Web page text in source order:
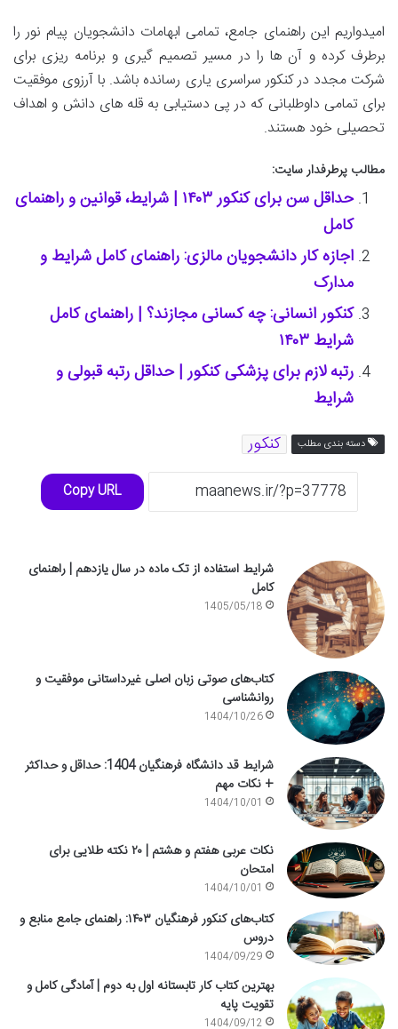
امیدواریم این راهنمای جامع، تمامی ابهامات دانشجویان پیام نور را
برطرف کرده و آن ها را در مسیر تصمیم گیری و برنامه ریزی برای
شرکت مجدد در کنکور سراسری یاری رسانده باشد. با آرزوی موفقیت
برای تمامی داوطلبانی که در پی دستیابی به قله های دانش و اهداف
تحصیلی خود هستند.
مطالب پرطرفدار سایت:
حداقل سن برای کنکور ۱۴۰۳ | شرایط، قوانین و راهنمای
کامل
اجازه کار دانشجویان مالزی: راهنمای کامل شرایط و
مدارک
کنکور انسانی: چه کسانی مجازند؟ | راهنمای کامل
شرایط ۱۴۰۳
رتبه لازم برای پزشکی کنکور | حداقل رتبه قبولی و
شرایط
دسته بندی مطلب کنکور
Copy URL
شرایط استفاده از تک ماده در سال یازدهم | راهنمای
کامل
1405/05/18
کتاب‌های صوتی زبان اصلی غیرداستانی موفقیت و
روانشناسی
1404/10/26
شرایط قد دانشگاه فرهنگیان 1404: حداقل و حداکثر
+ نکات مهم
1404/10/01
نکات عربی هفتم و هشتم | ۲۰ نکته طلایی برای
امتحان
1404/10/01
کتاب‌های کنکور فرهنگیان ۱۴۰۳: راهنمای جامع منابع و
دروس
1404/09/29
بهترین کتاب کار تابستانه اول به دوم | آمادگی کامل و
تقویت پایه
1404/09/12